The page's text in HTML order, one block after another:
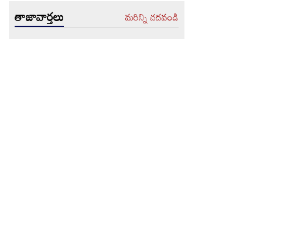
తాజావార్తలు మరిన్ని చదవండి